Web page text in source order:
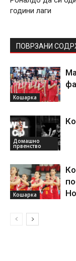
години лаги
ПОВРЗАНИ
Кошарка
Домашно
првенство
Кошарка